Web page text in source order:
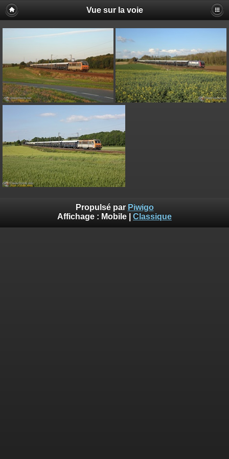
Vue sur la voie
Propulsé par Piwigo
Affichage : Mobile Classique